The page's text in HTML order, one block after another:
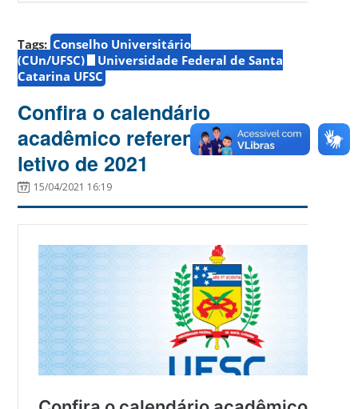
Tags: Conselho Universitário
(CUn/UFSC)
Universidade Federal de Santa
Catarina UFSC
Confira o calendário
acadêmico referente ao ano
letivo de 2021
15/04/2021 16:19